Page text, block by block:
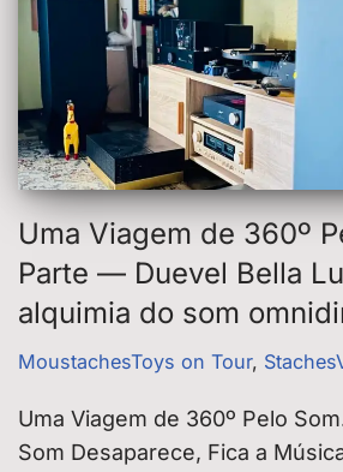
Uma Viagem de 360º
Parte — Duevel Bella
alquimia do som
MoustachesToys on Tour,
Uma Viagem de 360º Pelo
Som Desaparece, Fica a